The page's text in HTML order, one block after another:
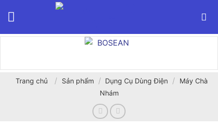
Trang chủ / Sản phẩm / Dụng Cụ Dùng Điện /
Máy Chà
Nhám